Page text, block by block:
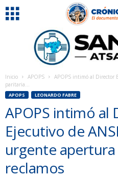
Inicio APOPS
APOPS intimó al Director
paritaria...
APOPS LEONARDO FABRE
APOPS intimó al
Ejecutivo de
urgente
reclamos